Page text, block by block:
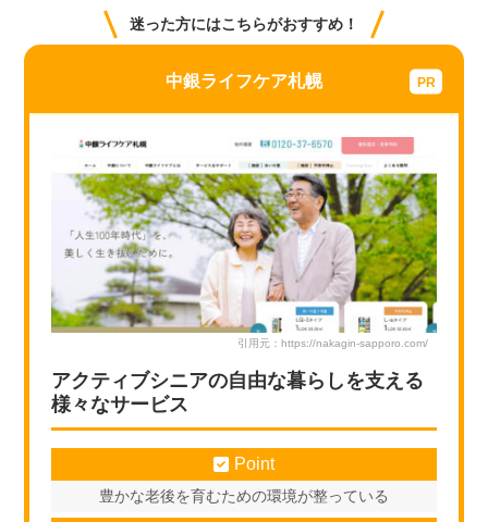
o
o
k
迷った方にはこちらがおすすめ！
中銀ライフケア札幌
引用元：https://nakagin-sapporo.com/
アクティブシニアの自由な暮らしを支える
様々なサービス
Point
豊かな老後を育むための環境が整っている